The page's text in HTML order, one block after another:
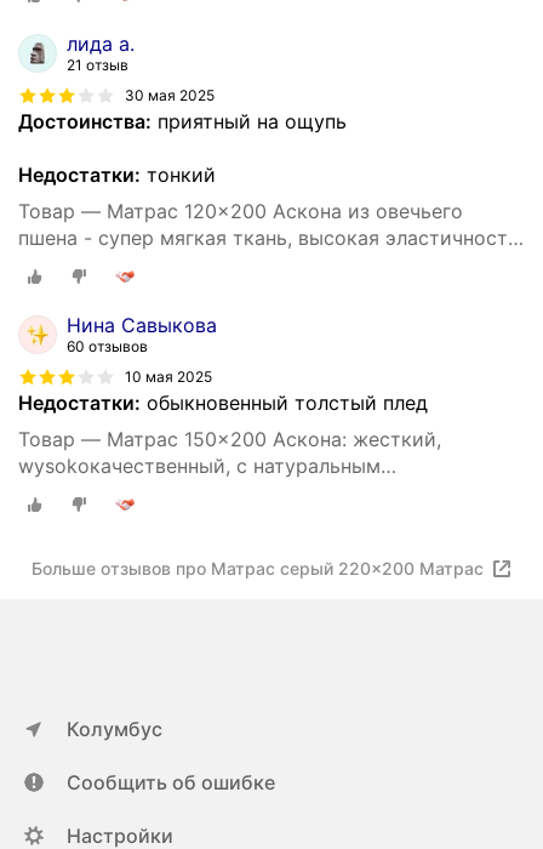
лида а.
21 отзыв
30 мая 2025
Достоинства: приятный на ощупь
Недостатки: тонкий
Товар — Матрас 120x200 Аскона из овечьего
пшена - супер мягкая ткань, высокая эластичность,
поддержка спины для здорового сна
Нина Савыкова
60 отзывов
10 мая 2025
Недостатки: обыкновенный толстый плед
Товар — Матрас 150x200 Аскона: жесткий,
wysokокачественный, с натуральным
наполнителем, для комфортного сна в спальне (8-
10 см)
Больше отзывов про Матрас серый 220x200 Матрас
Колумбус
Сообщить об ошибке
Настройки